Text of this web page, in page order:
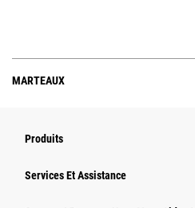
MARTEAUX
Produits
Services Et Assistance